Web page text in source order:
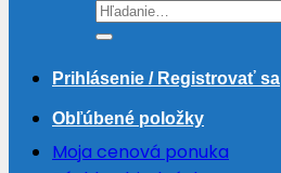
Prihlásenie / Registrovať sa
Obľúbené položky
Moja cenová ponuka